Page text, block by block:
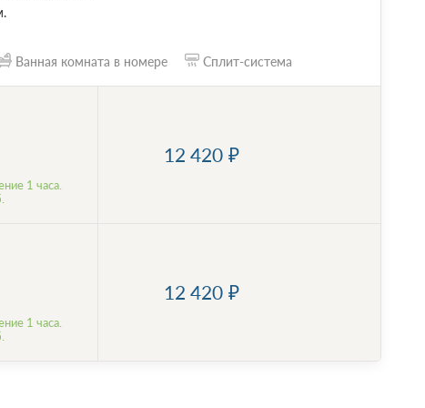
Ванная комната в номере Сплит-система
1 часа.
12 420
1 часа.
12 420